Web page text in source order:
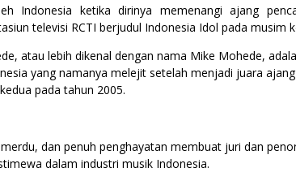
Indonesia ketika dirinya memenangi ajang
televisi RCTI berjudul Indonesia Idol pada musim
atau lebih dikenal dengan nama Mike Mohede,
yang namanya melejit setelah menjadi juara
pada tahun 2005.
dan penuh penghayatan membuat juri dan
dalam industri musik Indonesia.